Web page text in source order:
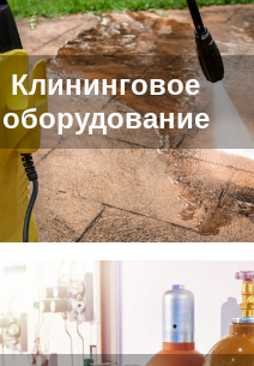
Клининговое
оборудование